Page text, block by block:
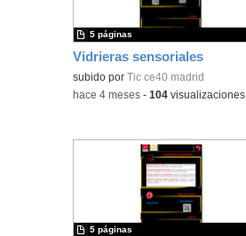
Vidrieras sensoriales
subido por Tic ce40 madrid
5 páginas
-hace 4 meses -104 visualizaciones
5 páginas